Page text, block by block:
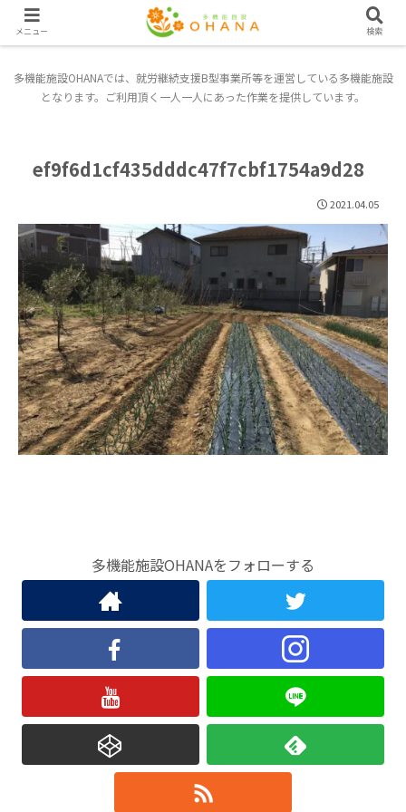
多機能施設OHANAでは、就労継続支援B型事業所等を運営している多機能施設
となります。ご利用頂く一人一人にあった作業を提供しています。
ef9f6d1cf435dddc47f7cbf1754a9d28
2021.04.05
多機能施設OHANAをフォローする
メニュー 検索